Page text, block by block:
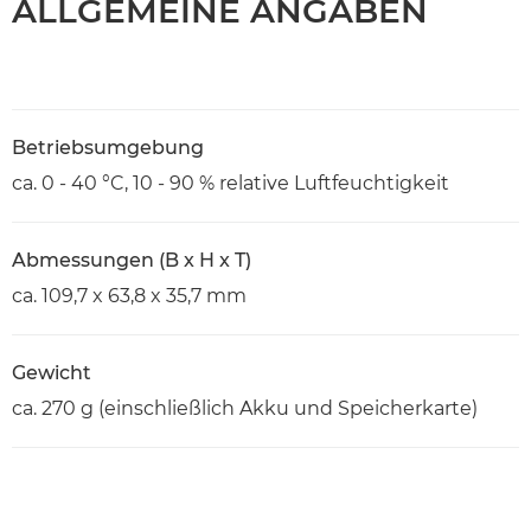
ALLGEMEINE ANGABEN
Betriebsumgebung
ca. 0 - 40 °C, 10 - 90 % relative Luftfeuchtigkeit
Abmessungen (B x H x T)
ca. 109,7 x 63,8 x 35,7 mm
Gewicht
ca. 270 g (einschließlich Akku und Speicherkarte)